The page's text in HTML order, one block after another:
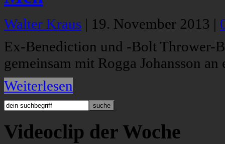
Walter Kraus | 19. November 2013 |
Ex-Benediction und -Bolt Thrower-
gemeinsam mit Rogga Johansson
Weiterlesen
Videoclip der Woche